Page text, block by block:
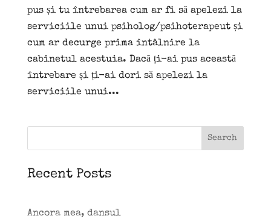
pus și tu întrebarea cum ar fi să apelezi la
serviciile unui psiholog/psihoterapeut și
cum ar decurge prima întâlnire la
cabinetul acestuia. Dacă ți-ai pus această
întrebare și ți-ai dori să apelezi la
serviciile unui...
Search
Recent Posts
Ancora mea, dansul